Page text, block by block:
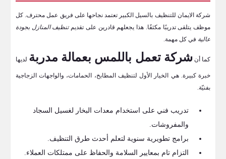
شركة الايمان للتنظيف بالسيل الكبير تعتمد نجاحها على فريق عمل محترف. كل
موظف يتلقى تدريبًا مكثفًا. هذا يجعلهم قادرين على تقديمتنظيف المنازل بجودة
عالية في كل مهمة.
كما أنشركة تعمل باللمس بعمالة مدربة لديها
خبرة كبيرة. هي الخيار الأول لتنظيف المطابخ، الحمامات، والواجهات الزجاجية
بفنيّة.
تدريب فني على استخدام معدات البخار لغسيل السجاد
والمفروشات.
برامج تطويرية سنوية لتعلم أحدث طرق التنظيف.
التزام تام بمعايير السلامة والحفاظ على ممتلكات العملاء.